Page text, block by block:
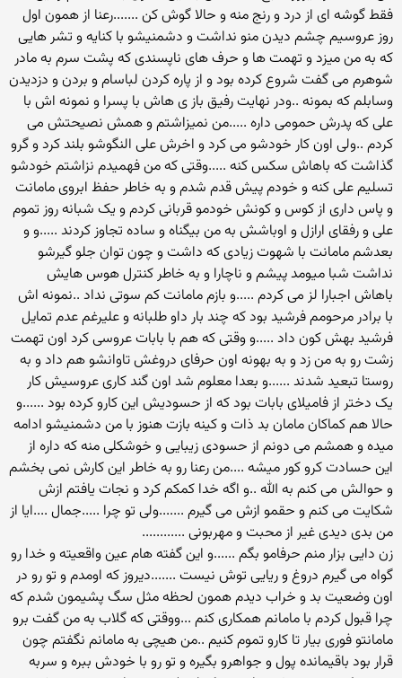
فقط گوشه ای از درد و رنج منه و حالا گوش کن .......رعنا از همون اول
روز عروسیم چشم دیدن منو نداشت و دشمنیشو با کنایه و تشر هایی
که به من میزد و تهمت ها و حرف های ناپسندی که پشت سرم به مادر
شوهرم می گفت شروع کرده بود و از پاره کردن لباسام و بردن و دزدیدن
وسابلم که بمونه ..ودر نهایت رفیق باز ی هاش با پسرا و نمونه اش با
علی که پدرش حمومی داره .....من نمیزاشتم و همش نصیحتش می
کردم ..ولی اون کار خودشو می کرد و اخرش علی النگوشو بلند کرد و گرو
گذاشت که باهاش سکس کنه .....وقتی که من فهمیدم نزاشتم خودشو
تسلیم علی کنه و خودم پیش قدم شدم و به خاطر حفظ ابروی مامانت
و پاس داری از کوس و کونش خودمو قربانی کردم و یک شبانه روز تموم
علی و رفقای ارازل و اوباشش به من بیگناه و ساده تجاوز کردند .....و و
بعدشم مامانت با شهوت زیادی که داشت و چون توان جلو گیرشو
نداشت شبا میومد پیشم و ناچارا و به خاطر کنترل هوس هایش
باهاش اجبارا لز می کردم .....و بازم مامانت کم سوتی نداد ..نمونه اش
با برادر مرحومم فرشید بود که چند بار داو طلبانه و علیرغم عدم تمایل
فرشید بهش کون داد .....و وقتی که هم با بابات عروسی کرد اون تهمت
زشت رو به من زد و به بهونه اون حرفای دروغش تاوانشو هم داد و به
روستا تبعید شدند ......و بعدا معلوم شد اون گند کاری عروسیش کار
یک دختر از فامیلای بابات بود که از حسودیش این کارو کرده بود ......و
حالا هم کماکان مامان بد ذات و کینه بازت هنوز با من دشمنیشو ادامه
میده و همشم می دونم از حسودی زیبایی و خوشکلی منه که داره از
این حسادت کرو کور میشه ....من رعنا رو به خاطر این کارش نمی بخشم
و حوالش می کنم به الله ..و اگه خدا کمکم کرد و نجات یافتم ازش
شکایت می کنم و حقمو ازش می گیرم .......ولی تو چرا .....جمال ....ایا از
من بدی دیدی غیر از محبت و مهربونی ............
زن دایی بزار منم حرفامو بگم ......و این گفته هام عین واقعیته و خدا رو
گواه می گیرم دروغ و ریایی توش نیست .......دیروز که اومدم و تو رو در
اون وضعیت بد و خراب دیدم همون لحظه مثل سگ پشیمون شدم که
چرا قبول کردم با مامانم همکاری کنم ...ووقتی که گلاب به من گفت برو
مامانتو فوری بیار تا کارو تموم کنیم ..من هیچی به مامانم نگفتم چون
قرار بود باقیمانده پول و جواهرو بگیره و تو رو با خودش ببره و سربه